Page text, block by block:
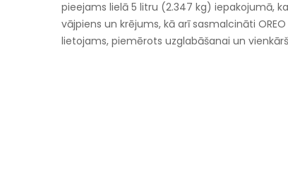
pieejams lielā 5 litru (2.347 kg) iepakojumā,
vājpiens un krējums, kā arī sasmalcināti
lietojams, piemērots uzglabāšanai un